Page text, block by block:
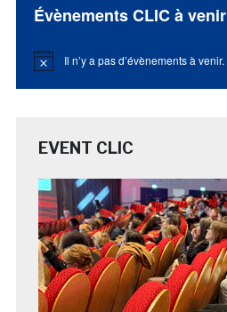
Évènements CLIC à venir
Notice Il n’y a pas d’évènements à venir.
EVENT CLIC